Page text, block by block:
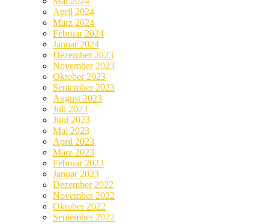
April 2024
März 2024
Februar 2024
Januar 2024
Dezember 2023
November 2023
Oktober 2023
September 2023
August 2023
Juli 2023
Juni 2023
Mai 2023
April 2023
März 2023
Februar 2023
Januar 2023
Dezember 2022
November 2022
Oktober 2022
September 2022